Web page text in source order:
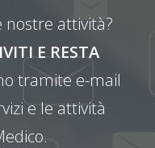
nostre attività?
E RESTA
tramite e-mail
e le attività